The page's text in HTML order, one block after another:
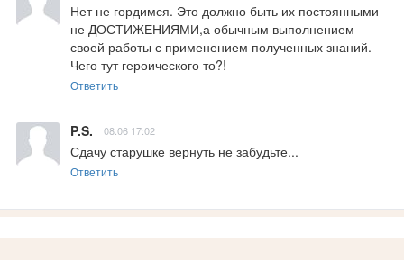
Нет не гордимся. Это должно быть их постоянными
не ДОСТИЖЕНИЯМИ,а обычным выполнением
своей работы с применением полученных знаний.
Чего тут героического то?!
Ответить
P.S. 08.06 17:02
Сдачу старушке вернуть не забудьте...
Ответить